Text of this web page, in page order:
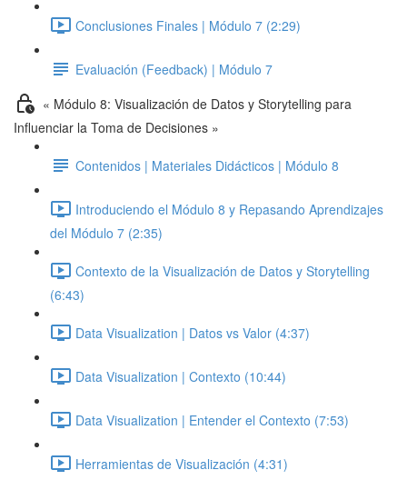
Conclusiones Finales | Módulo 7 (2:29)
Evaluación (Feedback) | Módulo 7
« Módulo 8: Visualización de Datos y Storytelling para
Influenciar la Toma de Decisiones »
Contenidos | Materiales Didácticos | Módulo 8
Introduciendo el Módulo 8 y Repasando Aprendizajes
del Módulo 7 (2:35)
Contexto de la Visualización de Datos y Storytelling
(6:43)
Data Visualization | Datos vs Valor (4:37)
Data Visualization | Contexto (10:44)
Data Visualization | Entender el Contexto (7:53)
Herramientas de Visualización (4:31)